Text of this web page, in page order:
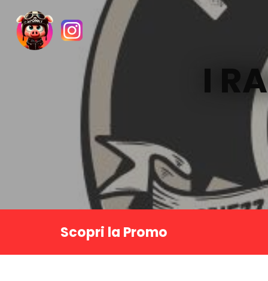
I
Scopri la Promo